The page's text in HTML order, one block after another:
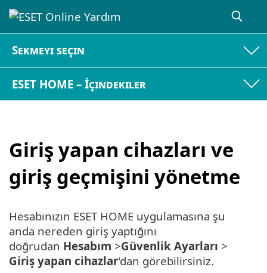
Sekmeyi seçin
ESET HOME – İçindekiler
Giriş yapan cihazları ve
giriş geçmişini yönetme
Hesabınızın ESET HOME uygulamasına şu
anda nereden giriş yaptığını
doğrudan Hesabım >Güvenlik Ayarları >
Giriş yapan cihazlar'dan görebilirsiniz.